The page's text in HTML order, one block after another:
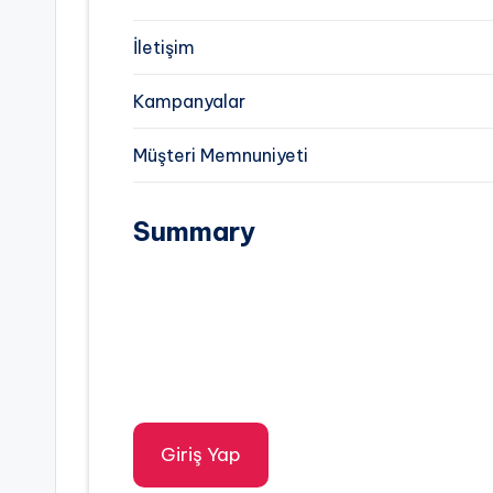
İletişim
Kampanyalar
Müşteri Memnuniyeti
Summary
Giriş Yap